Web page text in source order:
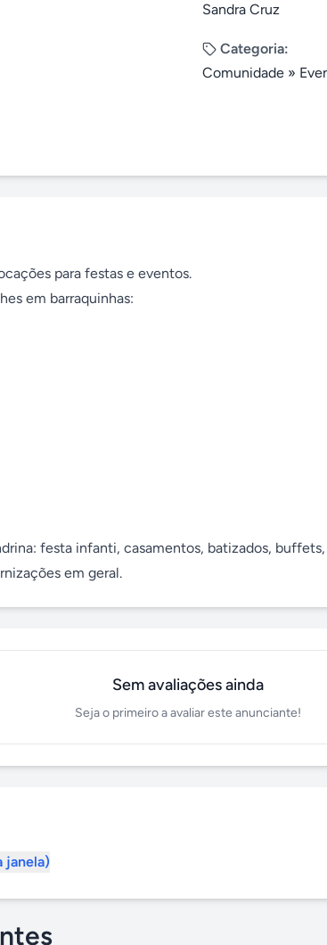
Sandra Cruz
Categoria:
Comunidade »
para festas e eventos.
em barraquinhas:
festa infanti, casamentos, batizados,
em geral.
Sem avaliações ainda
Seja o primeiro a avaliar este anunciante!
janela)